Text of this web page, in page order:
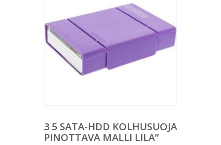
3 5 SATA-HDD KOLHUSUOJA
PINOTTAVA MALLI LILA”